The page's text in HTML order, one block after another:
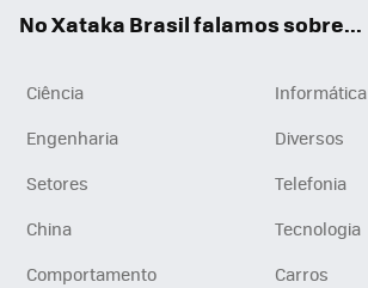
No Xataka Brasil falamos sobre...
Ciência
Informática
Engenharia
Diversos
Setores
Telefonia
China
Tecnologia
Comportamento
Carros